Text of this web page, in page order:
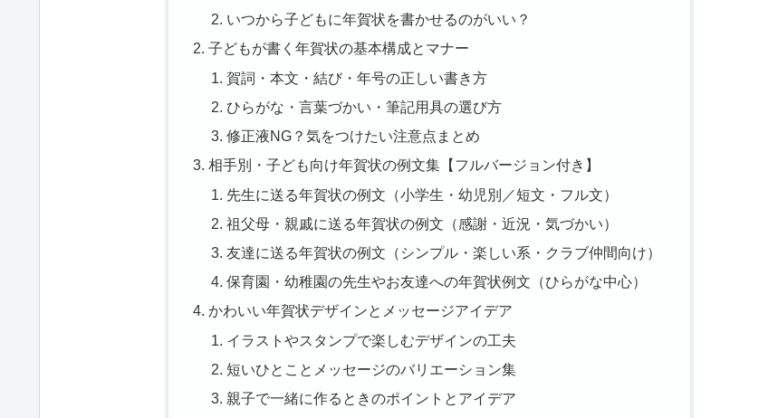
いつから子どもに年賀状を書かせるのがいい？
子どもが書く年賀状の基本構成とマナー
賀詞・本文・結び・年号の正しい書き方
ひらがな・言葉づかい・筆記用具の選び方
修正液NG？気をつけたい注意点まとめ
相手別・子ども向け年賀状の例文集【フルバージョン付き】
先生に送る年賀状の例文（小学生・幼児別／短文・フル文）
祖父母・親戚に送る年賀状の例文（感謝・近況・気づかい）
友達に送る年賀状の例文（シンプル・楽しい系・クラブ仲間向け）
保育園・幼稚園の先生やお友達への年賀状例文（ひらがな中心）
かわいい年賀状デザインとメッセージアイデア
イラストやスタンプで楽しむデザインの工夫
短いひとことメッセージのバリエーション集
親子で一緒に作るときのポイントとアイデア